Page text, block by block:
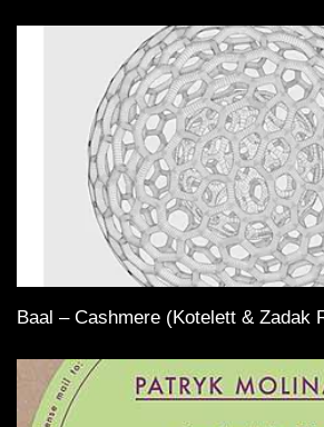
Baal – Cashmere (Kotelett & Zadak